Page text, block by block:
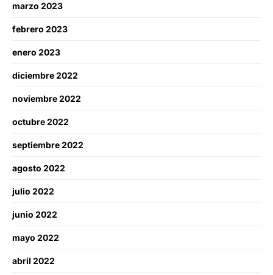
marzo 2023
febrero 2023
enero 2023
diciembre 2022
noviembre 2022
octubre 2022
septiembre 2022
agosto 2022
julio 2022
junio 2022
mayo 2022
abril 2022